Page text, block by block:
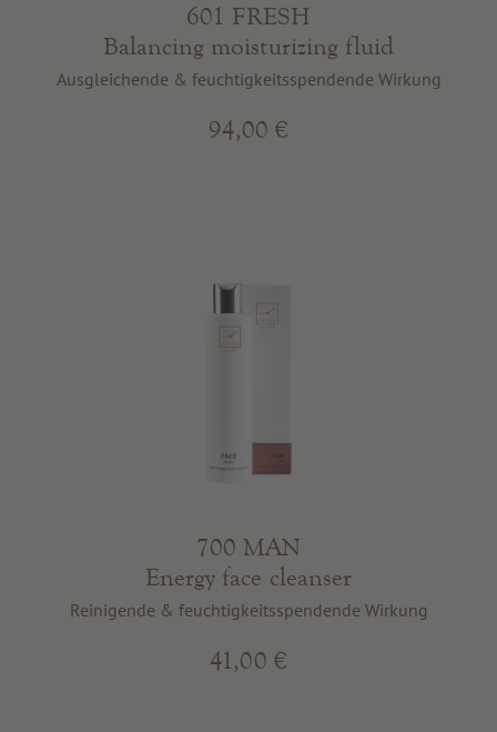
601 FRESH
Balancing moisturizing fluid
Ausgleichende & feuchtigkeitsspendende Wirkung
94,00 €
700 MAN
Energy face cleanser
Reinigende & feuchtigkeitsspendende Wirkung
41,00 €